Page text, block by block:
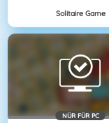
Solitaire Game
NÜR FÜR PC